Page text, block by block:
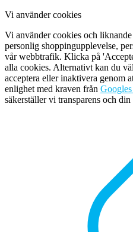
Vi använder cookies
Vi använder cookies och
personlig shoppingupplevelse,
vår webbtrafik. Klicka på
alla cookies. Alternativt kan du
acceptera eller inaktivera genom
enlighet med kraven från
säkerställer vi transparens och